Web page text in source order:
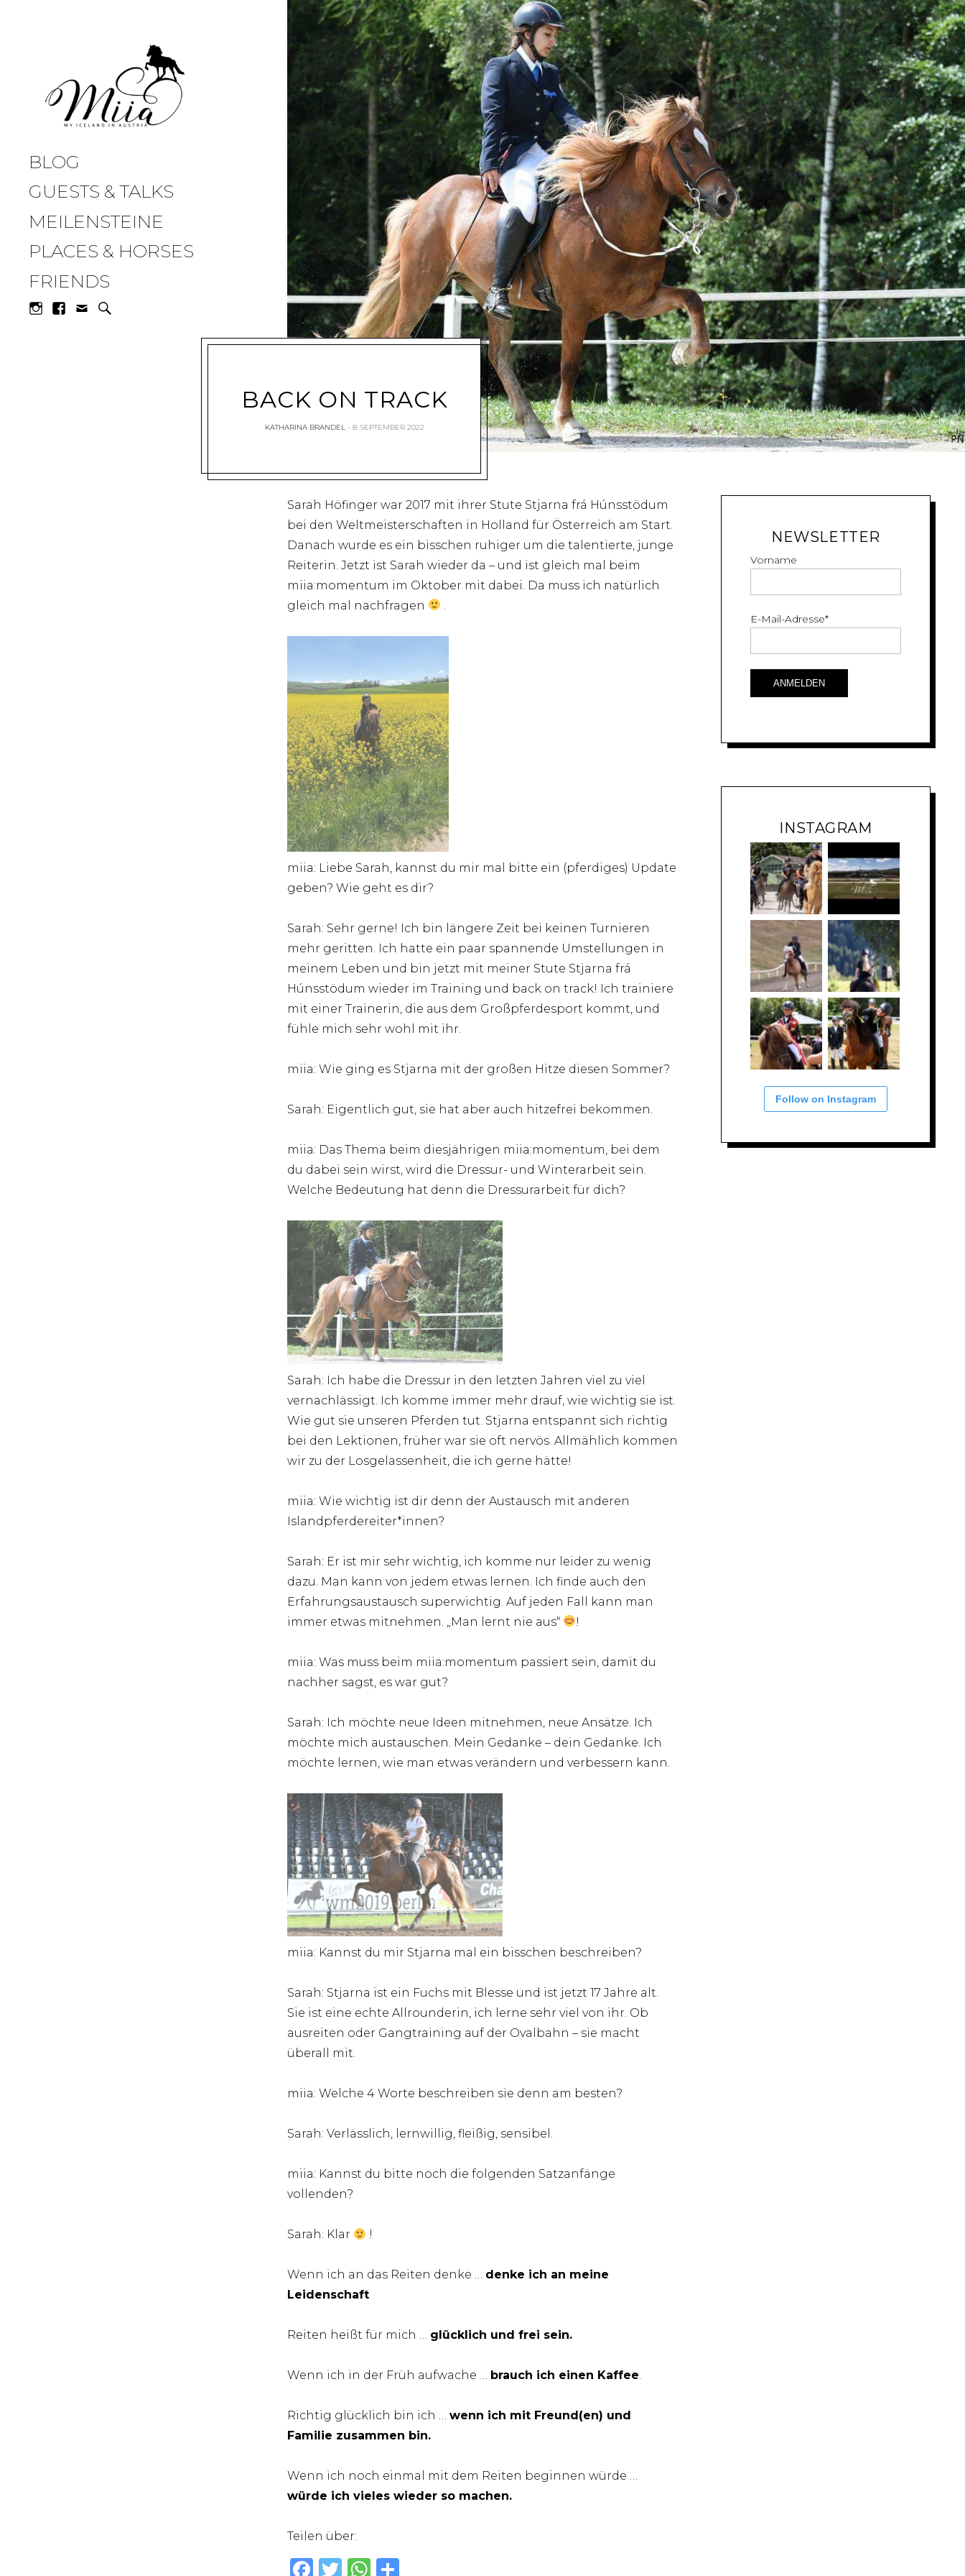
miia.at
BLOG
GUESTS & TALKS
MEILENSTEINE
PLACES & HORSES
FRIENDS
BACK ON TRACK
KATHARINA BRANDEL 8. SEPTEMBER 2022
Sarah Höfinger war 2017 mit ihrer Stute Stjarna frá Húnsstödum
bei den Weltmeisterschaften in Holland für Österreich am Start.
Danach wurde es ein bisschen ruhiger um die talentierte, junge
Reiterin. Jetzt ist Sarah wieder da – und ist gleich mal beim
miia:momentum im Oktober mit dabei. Da muss ich natürlich
gleich mal nachfragen
miia: Liebe Sarah, kannst du mir mal bitte ein (pferdiges) Update
geben? Wie geht es dir?
Sarah: Sehr gerne! Ich bin längere Zeit bei keinen Turnieren
mehr geritten. Ich hatte ein paar spannende Umstellungen in
meinem Leben und bin jetzt mit meiner Stute Stjarna frá
Húnsstödum wieder im Training und back on track! Ich trainiere
mit einer Trainerin, die aus dem Großpferdesport kommt, und
fühle mich sehr wohl mit ihr.
miia: Wie ging es Stjarna mit der großen Hitze diesen Sommer?
Sarah: Eigentlich gut, sie hat aber auch hitzefrei bekommen.
miia: Das Thema beim diesjährigen miia:momentum, bei dem
du dabei sein wirst, wird die Dressur- und Winterarbeit sein.
Welche Bedeutung hat denn die Dressurarbeit für dich?
Sarah: Ich habe die Dressur in den letzten Jahren viel zu viel
vernachlässigt. Ich komme immer mehr drauf, wie wichtig sie ist.
Wie gut sie unseren Pferden tut. Stjarna entspannt sich richtig
bei den Lektionen, früher war sie oft nervös. Allmählich kommen
wir zu der Losgelassenheit, die ich gerne hätte!
miia: Wie wichtig ist dir denn der Austausch mit anderen
Islandpferdereiter*innen?
Sarah: Er ist mir sehr wichtig, ich komme nur leider zu wenig
dazu. Man kann von jedem etwas lernen. Ich finde auch den
Erfahrungsaustausch superwichtig. Auf jeden Fall kann man
immer etwas mitnehmen. „Man lernt nie aus“
!
miia: Was muss beim miia:momentum passiert sein, damit du
nachher sagst, es war gut?
Sarah: Ich möchte neue Ideen mitnehmen, neue Ansätze. Ich
möchte mich austauschen. Mein Gedanke – dein Gedanke. Ich
möchte lernen, wie man etwas verändern und verbessern kann.
miia: Kannst du mir Stjarna mal ein bisschen beschreiben?
Sarah: Stjarna ist ein Fuchs mit Blesse und ist jetzt 17 Jahre alt.
Sie ist eine echte Allrounderin, ich lerne sehr viel von ihr. Ob
ausreiten oder Gangtraining auf der Ovalbahn – sie macht
überall mit.
miia: Welche 4 Worte beschreiben sie denn am besten?
Sarah: Verlässlich, lernwillig, fleißig, sensibel.
miia: Kannst du bitte noch die folgenden Satzanfänge
vollenden?
Sarah: Klar !
Wenn ich an das Reiten denke … denke ich an meine
Leidenschaft
Reiten heißt für mich … glücklich und frei sein.
Wenn ich in der Früh aufwache … brauch ich einen Kaffee.
Richtig glücklich bin ich … wenn ich mit Freund(en) und
Familie zusammen bin.
Wenn ich noch einmal mit dem Reiten beginnen würde …
würde ich vieles wieder so machen.
Teilen über:
F T W
NEWSLETTER
Vorname
E-Mail-Adresse*
INSTAGRAM
Follow on Instagram